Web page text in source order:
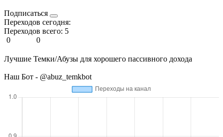
Подписаться
Переходов сегодня:
Переходов всего: 5
0
0
Лучшие Темки/Абузы для хорошего пассивного дохода
Наш Бот - @abuz_temkbot